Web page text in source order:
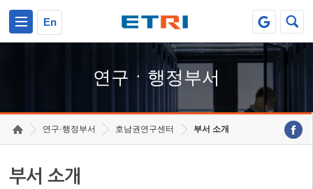
En
연구ㆍ행정부서
연구·행정부서 호남권연구센터 부서 소개
부서 소개